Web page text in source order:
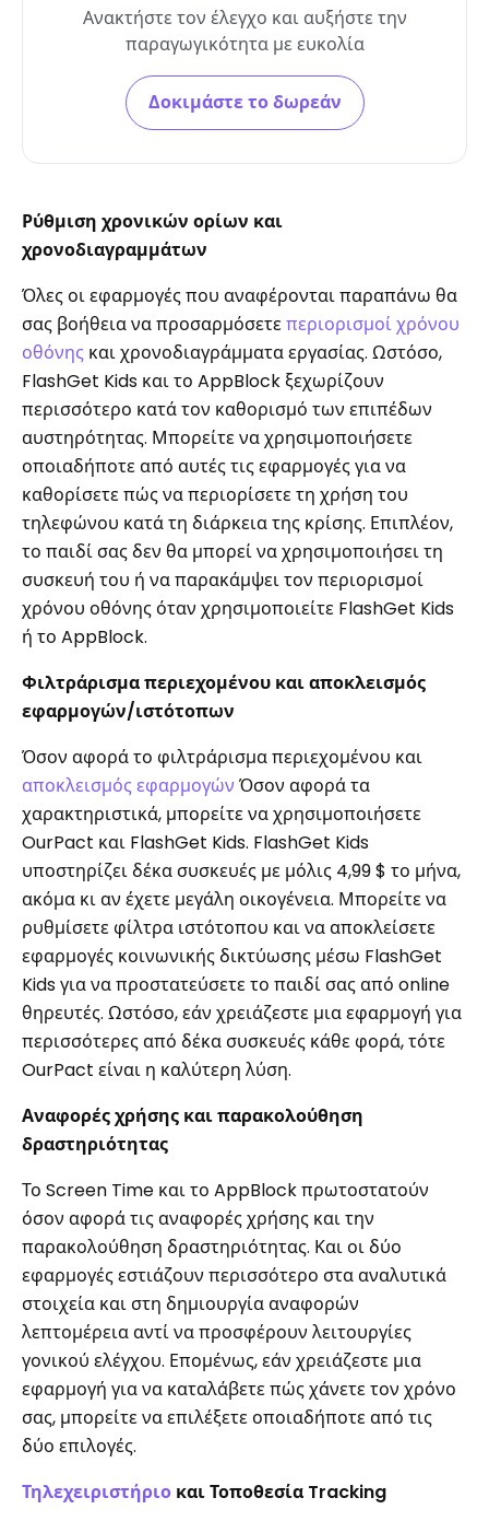
Ανακτήστε τον έλεγχο και αυξήστε την
παραγωγικότητα με ευκολία
Δοκιμάστε το δωρεάν
Ρύθμιση χρονικών ορίων και
χρονοδιαγραμμάτων
Όλες οι εφαρμογές που αναφέρονται παραπάνω θα
σας βοήθεια να προσαρμόσετεπεριορισμοί χρόνου
οθόνης και χρονοδιαγράμματα εργασίας. Ωστόσο,
FlashGet Kids και το AppBlock ξεχωρίζουν
περισσότερο κατά τον καθορισμό των επιπέδων
αυστηρότητας. Μπορείτε να χρησιμοποιήσετε
οποιαδήποτε από αυτές τις εφαρμογές για να
καθορίσετε πώς να περιορίσετε τη χρήση του
τηλεφώνου κατά τη διάρκεια της κρίσης. Επιπλέον,
το παιδί σας δεν θα μπορεί να χρησιμοποιήσει τη
συσκευή του ή να παρακάμψει τον περιορισμοί
χρόνου οθόνης όταν χρησιμοποιείτε FlashGet Kids
ή το AppBlock.
Φιλτράρισμα περιεχομένου και αποκλεισμός
εφαρμογών/ιστότοπων
Όσον αφορά το φιλτράρισμα περιεχομένου και
αποκλεισμός εφαρμογών Όσον αφορά τα
χαρακτηριστικά, μπορείτε να χρησιμοποιήσετε
OurPact και FlashGet Kids. FlashGet Kids
υποστηρίζει δέκα συσκευές με μόλις 4,99 $ το μήνα,
ακόμα κι αν έχετε μεγάλη οικογένεια. Μπορείτε να
ρυθμίσετε φίλτρα ιστότοπου και να αποκλείσετε
εφαρμογές κοινωνικής δικτύωσης μέσω FlashGet
Kids για να προστατεύσετε το παιδί σας από online
θηρευτές. Ωστόσο, εάν χρειάζεστε μια εφαρμογή για
περισσότερες από δέκα συσκευές κάθε φορά, τότε
OurPact είναι η καλύτερη λύση.
Αναφορές χρήσης και παρακολούθηση
δραστηριότητας
Το Screen Time και το AppBlock πρωτοστατούν
όσον αφορά τις αναφορές χρήσης και την
παρακολούθηση δραστηριότητας. Και οι δύο
εφαρμογές εστιάζουν περισσότερο στα αναλυτικά
στοιχεία και στη δημιουργία αναφορών
λεπτομέρεια αντί να προσφέρουν λειτουργίες
γονικού ελέγχου. Επομένως, εάν χρειάζεστε μια
εφαρμογή για να καταλάβετε πώς χάνετε τον χρόνο
σας, μπορείτε να επιλέξετε οποιαδήποτε από τις
δύο επιλογές.
Τηλεχειριστήριο και Τοποθεσία Tracking